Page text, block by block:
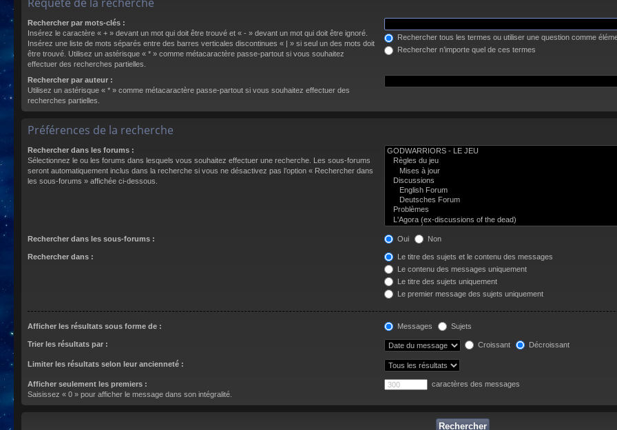
Rechercher par mots-clés :
Insérez le caractère « + » devant un mot qui doit être trouvé et « - » devant un mot qui doit être ignoré.
Insérez une liste de mots séparés entre des barres verticales discontinues « | » si seul un des mots doit
être trouvé. Utilisez un astérisque « * » comme métacaractère passe-partout si vous souhaitez
effectuer des recherches partielles.
Rechercher tous les termes ou utiliser une question comme
Rechercher n’importe quel de ces termes
Rechercher par auteur :
Utilisez un astérisque « * » comme métacaractère passe-partout si vous souhaitez effectuer des
recherches partielles.
Préférences de la recherche
Rechercher dans les forums :
Sélectionnez le ou les forums dans lesquels vous souhaitez effectuer une recherche. Les sous-forums
seront automatiquement inclus dans la recherche si vous ne désactivez pas l’option « Rechercher dans
les sous-forums » affichée ci-dessous.
Rechercher dans les sous-forums : Oui Non
Rechercher dans :
Le titre des sujets et le contenu des messages
Le contenu des messages uniquement
Le titre des sujets uniquement
Le premier message des sujets uniquement
Afficher les résultats sous forme de : Messages Sujets
Trier les résultats par : Croissant Décroissant
Limiter les résultats selon leur ancienneté :
Afficher seulement les premiers :
Saisissez « 0 » pour afficher le message dans son intégralité.
caractères des messages